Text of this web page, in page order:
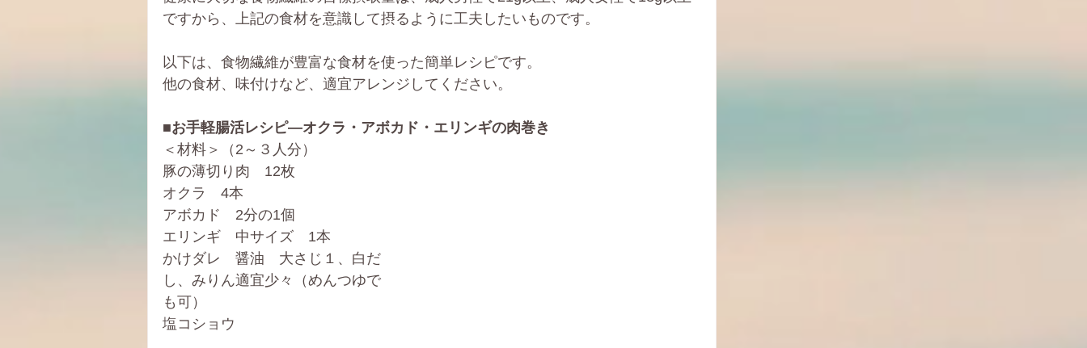
ですから、上記の食材を意識して摂るように工夫したいものです。
以下は、食物繊維が豊富な食材を使った簡単レシピです。
他の食材、味付けなど、適宜アレンジしてください。
■お手軽腸活レシピ―オクラ・アボカド・エリンギの肉巻き
＜材料＞（2～３人分）
豚の薄切り肉　12枚
オクラ　4本
アボカド　2分の1個
エリンギ　中サイズ　1本
かけダレ　醤油　大さじ１、白だ
し、みりん適宜少々（めんつゆで
も可）
塩コショウ